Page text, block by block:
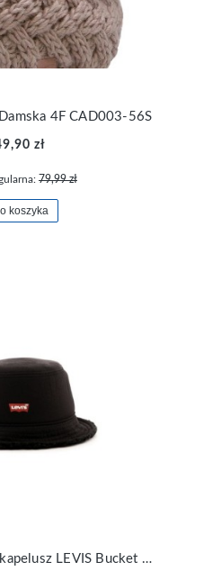
4F CAD003-56S
zł
79,99 zł
koszyka
Ocieplany zimowy kapelusz LEVIS Bucket Hat D5545-0001